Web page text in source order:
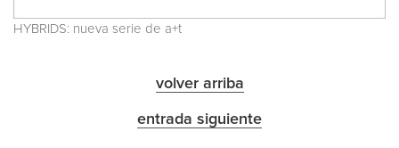
HYBRIDS: nueva serie de a+t
volver arriba
entrada siguiente